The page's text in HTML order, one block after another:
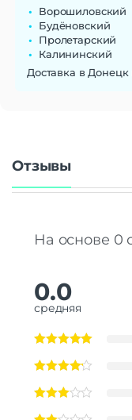
Ворошиловский
Будёновский
Пролетарский
Калининский
Доставка в
Отзывы
На основе 0
0.0
средняя